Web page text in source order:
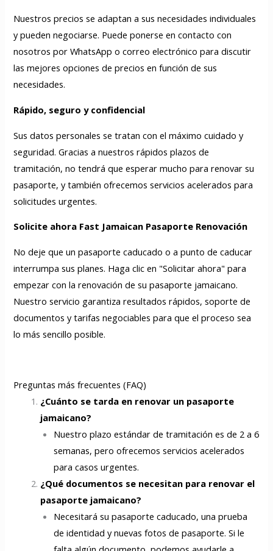
Nuestros precios se adaptan a sus necesidades individuales
y pueden negociarse. Puede ponerse en contacto con
nosotros por WhatsApp o correo electrónico para discutir
las mejores opciones de precios en función de sus
necesidades.
Rápido, seguro y confidencial
Sus datos personales se tratan con el máximo cuidado y
seguridad. Gracias a nuestros rápidos plazos de
tramitación, no tendrá que esperar mucho para renovar su
pasaporte, y también ofrecemos servicios acelerados para
solicitudes urgentes.
Solicite ahora Fast Jamaican Pasaporte Renovación
No deje que un pasaporte caducado o a punto de caducar
interrumpa sus planes. Haga clic en "Solicitar ahora" para
empezar con la renovación de su pasaporte jamaicano.
Nuestro servicio garantiza resultados rápidos, soporte de
documentos y tarifas negociables para que el proceso sea
lo más sencillo posible.
Preguntas más frecuentes (FAQ)
¿Cuánto se tarda en renovar un pasaporte
jamaicano?
Nuestro plazo estándar de tramitación es de 2 a 6
semanas, pero ofrecemos servicios acelerados
para casos urgentes.
¿Qué documentos se necesitan para renovar el
pasaporte jamaicano?
Necesitará su pasaporte caducado, una prueba
de identidad y nuevas fotos de pasaporte. Si le